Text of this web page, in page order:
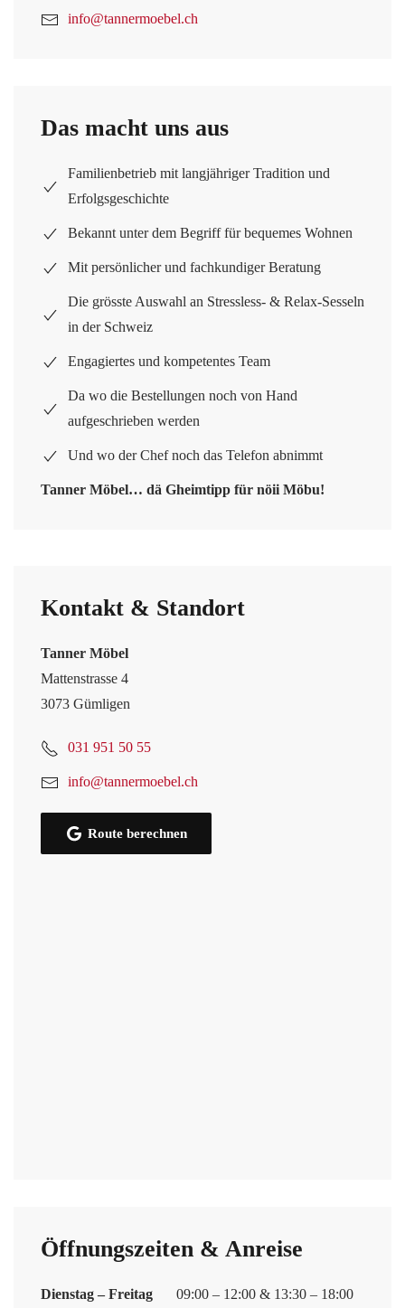
info@tannermoebel.ch
Das macht uns aus
Familienbetrieb mit langjähriger Tradition und
Erfolgsgeschichte
Bekannt unter dem Begriff für bequemes Wohnen
Mit persönlicher und fachkundiger Beratung
Die grösste Auswahl an Stressless- & Relax-Sesseln
in der Schweiz
Engagiertes und kompetentes Team
Da wo die Bestellungen noch von Hand
aufgeschrieben werden
Und wo der Chef noch das Telefon abnimmt
Tanner Möbel… dä Gheimtipp für nöii Möbu!
Kontakt & Standort
Tanner Möbel
Mattenstrasse 4
3073 Gümligen
031 951 50 55
info@tannermoebel.ch
Route berechnen
Öffnungszeiten & Anreise
Dienstag – Freitag 09:00 – 12:00 & 13:30 – 18:00